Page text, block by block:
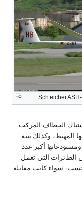
Schleicher
الخطاف المركب
المهبط، وكذلك بنية
أكبر عدد
الطائرات التي تعمل
سواء كانت مقاتلة